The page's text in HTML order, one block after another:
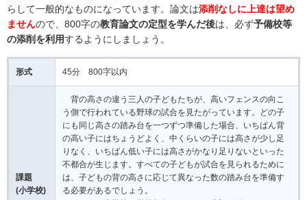
らして一般的なものになっています。論文は添削なしに上達は望め
ませんので、800字の教育論文の定型を学んだ後は、必ず予備校等
の添削を利用するようにしましょう。
形式 45分 800字以内
課題
(小学校)
背の高さの違う三人の子どもたちが、高いフェンスの向こ
う側で行われている野球の試合を見たがっています。どの子
にも同じ高さの踏み台を一つずつ準備した場合、いちばん背
の高い子にはちょうどよく、中くらいの子には高さが少し足
りなく、いちばん低い子には高さがかなり足りないといった
不都合が生じます。すべての子どもが試合を見られるために
は、子どもの背の高さに応じて異なった数の踏み台を準備す
る必要があるでしょう。